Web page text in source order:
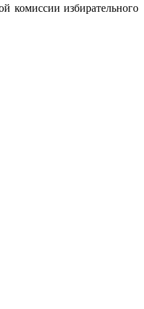
комиссии избирательного